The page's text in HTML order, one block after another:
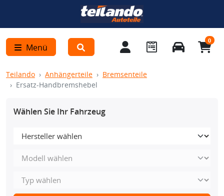
Menü
0
Teilando Anhängerteile
Bremsenteile
Ersatz-Handbremshebel
Wählen Sie Ihr Fahrzeug